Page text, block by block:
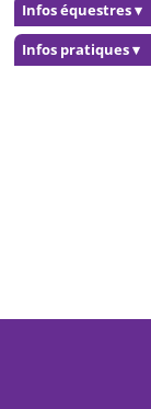
Infos équestres▾
Infos pratiques▾